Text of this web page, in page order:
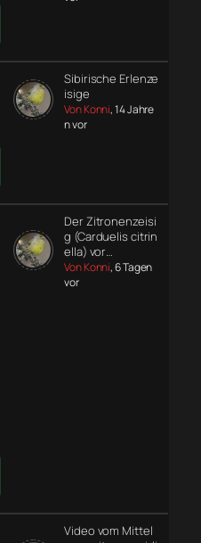
Sibirische Erlenze
isige
Von Konni, 14 Jahre
n vor
Der Zitronenzeisi
g (Carduelis citrin
ella) vor…
Von Konni, 6 Tagen
vor
Video vom Mittel